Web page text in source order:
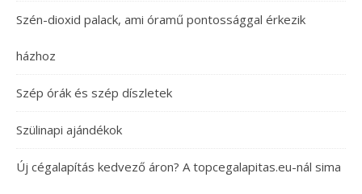
Szén-dioxid palack, ami óramű pontossággal érkezik
házhoz
Szép órák és szép díszletek
Szülinapi ajándékok
Új cégalapítás kedvező áron? A topcegalapitas.eu-nál sima